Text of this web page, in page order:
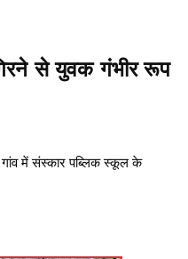
से युवक गंभीर रूप
गांव में संस्कार पब्लिक स्कूल के